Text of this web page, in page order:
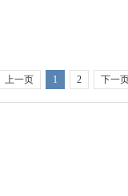
上一页 1 2 下一